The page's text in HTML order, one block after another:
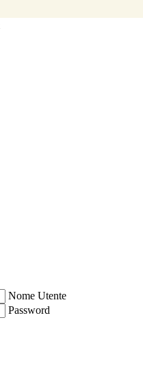
Nome Utente
Password